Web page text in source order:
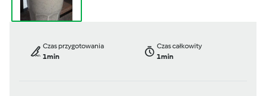
Czas przygotowania
1min
Czas całkowity
1min